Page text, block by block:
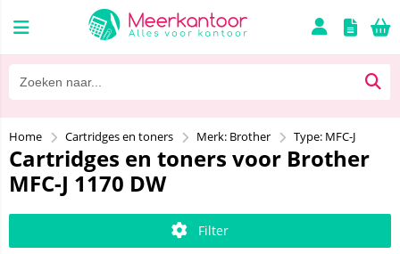
Home Cartridges en toners Merk: Brother Type: MFC-J
Cartridges en toners voor Brother
MFC-J 1170 DW
Filter